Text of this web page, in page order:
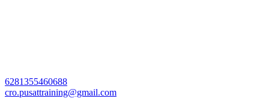
6281355460688
cro.pusattraining@gmail.com